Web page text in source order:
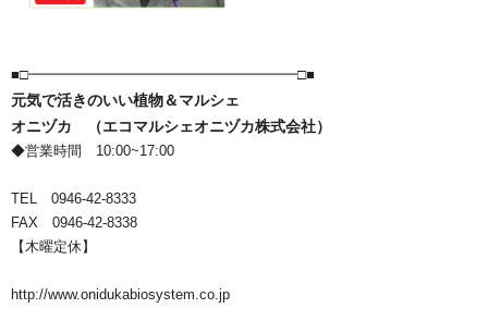
■□━━━━━━━━━━━━━━━━━━━□■
元気で活きのいい植物＆マルシェ
オニヅカ （エコマルシェオニヅカ株式会社）
◆営業時間 10:00~17:00
TEL 0946-42-8333
FAX 0946-42-8338
【木曜定休】
http://www.onidukabiosystem.co.jp